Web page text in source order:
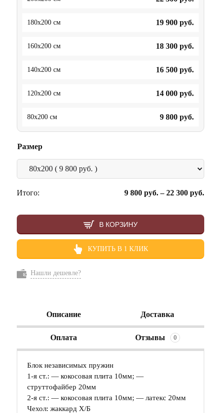
180x200 см 19 900 руб.
160x200 см 18 300 руб.
140x200 см 16 500 руб.
120x200 см 14 000 руб.
80x200 см 9 800 руб.
Размер
Итого: 9 800 руб.–22 300 руб.
В КОРЗИНУ
КУПИТЬ В 1 КЛИК
Нашли дешевле?
Описание Доставка
Оплата Отзывы 0
Блок независимых пружин
1-я ст.: — кокосовая плита 10мм; —
струттофайбер 20мм
2-я ст.: — кокосовая плита 10мм; — латекс 20мм
Чехол: жаккард Х/Б